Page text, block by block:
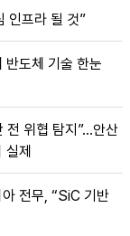
인프라 될 것”
반도체 기술 한눈
전 위협 탐지”…안산
실제
전무, “SiC 기반